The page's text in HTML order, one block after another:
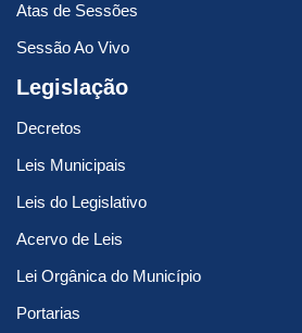
Atas de Sessões
Sessão Ao Vivo
Legislação
Decretos
Leis Municipais
Leis do Legislativo
Acervo de Leis
Lei Orgânica do Município
Portarias